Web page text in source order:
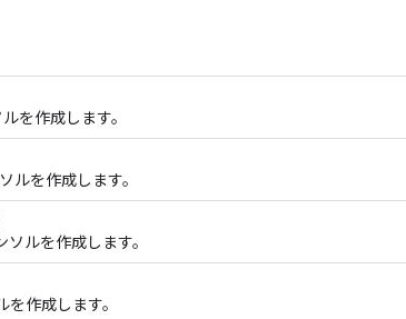
を作成します。
ルを作成します。
ルを作成します。
作成します。